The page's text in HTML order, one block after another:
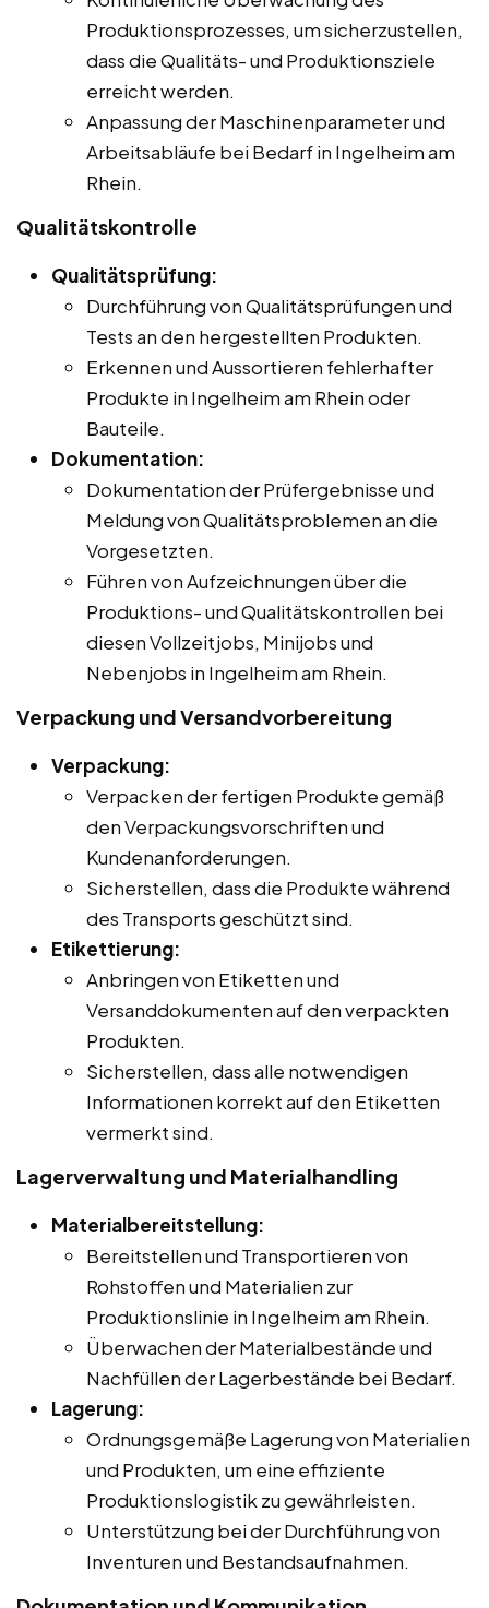
Produktionsprozesses, um sicherzustellen,
dass die Qualitäts- und Produktionsziele
erreicht werden.
Anpassung der Maschinenparameter und
Arbeitsabläufe bei Bedarf in Ingelheim am
Rhein.
Qualitätskontrolle
Qualitätsprüfung:
Durchführung von Qualitätsprüfungen und
Tests an den hergestellten Produkten.
Erkennen und Aussortieren fehlerhafter
Produkte in Ingelheim am Rhein oder
Bauteile.
Dokumentation:
Dokumentation der Prüfergebnisse und
Meldung von Qualitätsproblemen an die
Vorgesetzten.
Führen von Aufzeichnungen über die
Produktions- und Qualitätskontrollen bei
diesen Vollzeitjobs, Minijobs und
Nebenjobs in Ingelheim am Rhein.
Verpackung und Versandvorbereitung
Verpackung:
Verpacken der fertigen Produkte gemäß
den Verpackungsvorschriften und
Kundenanforderungen.
Sicherstellen, dass die Produkte während
des Transports geschützt sind.
Etikettierung:
Anbringen von Etiketten und
Versanddokumenten auf den verpackten
Produkten.
Sicherstellen, dass alle notwendigen
Informationen korrekt auf den Etiketten
vermerkt sind.
Lagerverwaltung und Materialhandling
Materialbereitstellung:
Bereitstellen und Transportieren von
Rohstoffen und Materialien zur
Produktionslinie in Ingelheim am Rhein.
Überwachen der Materialbestände und
Nachfüllen der Lagerbestände bei Bedarf.
Lagerung:
Ordnungsgemäße Lagerung von Materialien
und Produkten, um eine effiziente
Produktionslogistik zu gewährleisten.
Unterstützung bei der Durchführung von
Inventuren und Bestandsaufnahmen.